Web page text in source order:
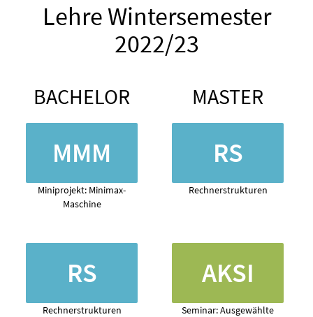
Lehre Wintersemester
2022/23
BACHELOR
MMM
Miniprojekt: Minimax-
Maschine
RS
Rechnerstrukturen
MASTER
RS
Rechnerstrukturen
AKSI
Seminar: Ausgewählte